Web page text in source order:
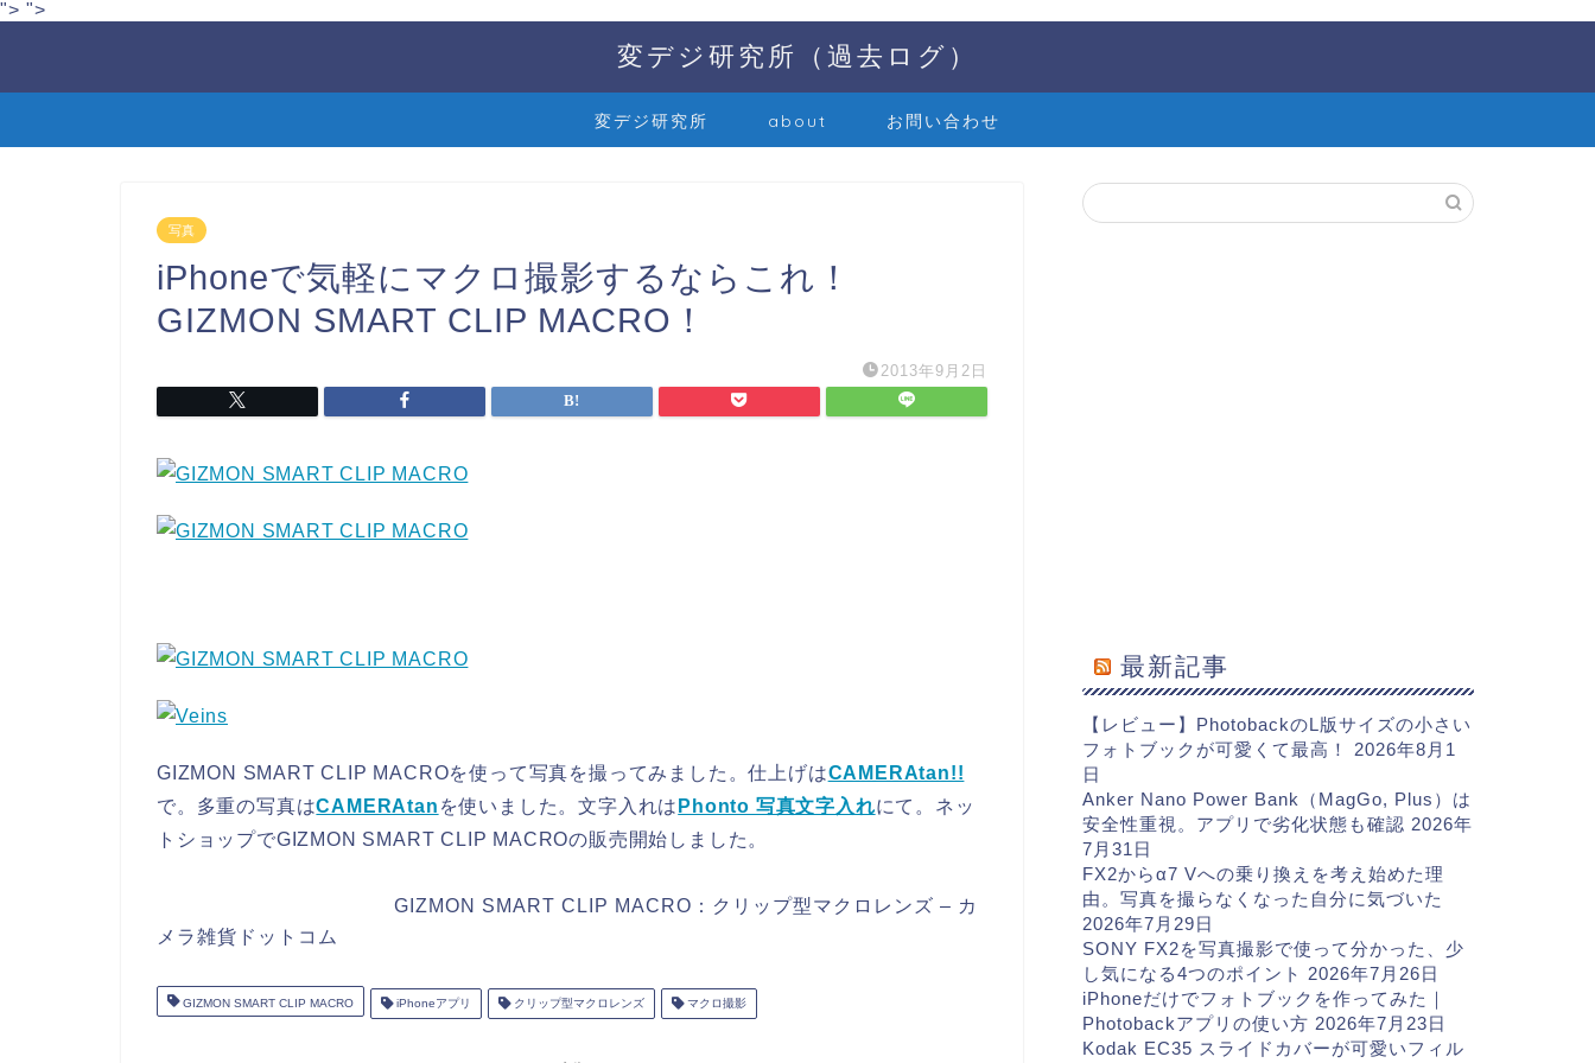
"> ">
変デジ研究所（過去ログ）
変デジ研究所 about お問い合わせ
写真
iPhoneで気軽にマクロ撮影するならこれ！
GIZMON SMART CLIP MACRO！
2013年9月2日
GIZMON SMART CLIP MACROを使って写真を撮ってみました。仕上げはCAMERAtan!!
で。多重の写真はCAMERAtan を使いました。文字入れは Phonto 写真文字入れにて。ネッ
トショップでGIZMON SMART CLIP MACROの販売開始しました。
GIZMON SMART CLIP MACRO：クリップ型マクロレンズ – カ
メラ雑貨ドットコム
GIZMON SMART CLIP MACRO iPhoneアプリ クリップ型マクロレンズ マクロ撮影
最新記事
【レビュー】PhotobackのL版サイズの小さい
フォトブックが可愛くて最高！
2026年8月1
日
Anker Nano Power Bank（MagGo, Plus）は
安全性重視。アプリで劣化状態も確認 2026年
7月31日
FX2からα7 Vへの乗り換えを考え始めた理
由。写真を撮らなくなった自分に気づいた
2026年7月29日
SONY FX2を写真撮影で使って分かった、少
し気になる4つのポイント 2026年7月26日
iPhoneだけでフォトブックを作ってみた｜
Photobackアプリの使い方 2026年7月23日
Kodak EC35 スライドカバーが可愛いフィル